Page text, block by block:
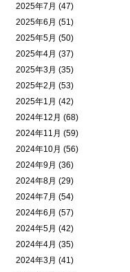
2025年7月 (47)
2025年6月 (51)
2025年5月 (50)
2025年4月 (37)
2025年3月 (35)
2025年2月 (53)
2025年1月 (42)
2024年12月 (68)
2024年11月 (59)
2024年10月 (56)
2024年9月 (36)
2024年8月 (29)
2024年7月 (54)
2024年6月 (57)
2024年5月 (42)
2024年4月 (35)
2024年3月 (41)